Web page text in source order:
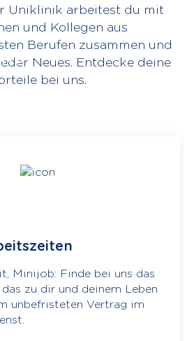
Uniklinik arbeitest du mit
und Kollegen aus
Berufen zusammen und
Neues. Entdecke deine
bei uns.
Minijob: Finde bei uns das
zu dir und deinem Leben
unbefristeten Vertrag im